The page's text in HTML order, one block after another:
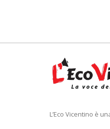
L’Eco Vicentino è